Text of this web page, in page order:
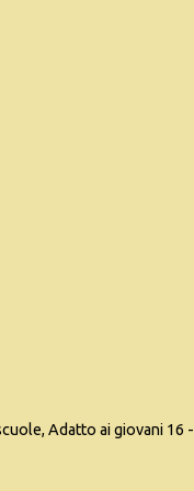
Adatto ai giovani 16 -